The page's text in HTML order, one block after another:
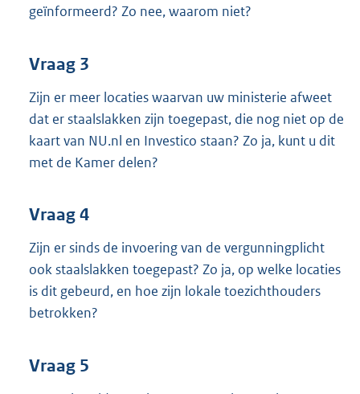
geïnformeerd? Zo nee, waarom niet?
Vraag 3
Zijn er meer locaties waarvan uw ministerie afweet
dat er staalslakken zijn toegepast, die nog niet op de
kaart van NU.nl en Investico staan? Zo ja, kunt u dit
met de Kamer delen?
Vraag 4
Zijn er sinds de invoering van de vergunningplicht
ook staalslakken toegepast? Zo ja, op welke locaties
is dit gebeurd, en hoe zijn lokale toezichthouders
betrokken?
Vraag 5